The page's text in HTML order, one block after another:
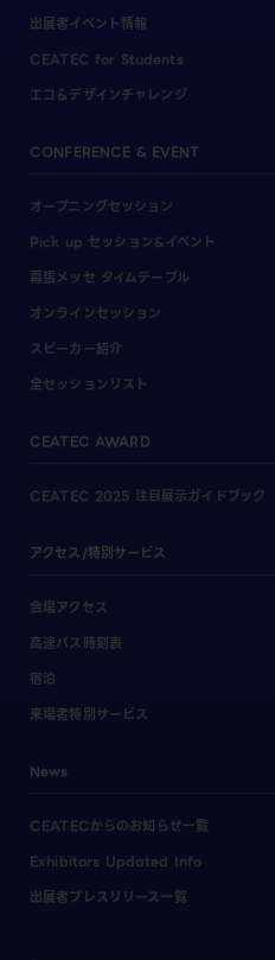
出展者イベント情報
CEATEC for Students
エコ＆デザインチャレンジ
CONFERENCE & EVENT
オープニングセッション
Pick up セッション&イベント
幕張メッセ タイムテーブル
オンラインセッション
スピーカー紹介
全セッションリスト
CEATEC AWARD
CEATEC 2025 注目展示ガイドブック
アクセス/特別サービス
会場アクセス
高速バス時刻表
宿泊
来場者特別サービス
News
CEATECからのお知らせ一覧
Exhibitors Updated Info
出展者プレスリリース一覧